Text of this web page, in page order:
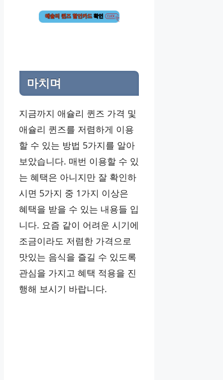
마치며
지금까지 애슐리 퀸즈 가격 및
애슐리 퀸즈를 저렴하게 이용
할 수 있는 방법 5가지를 알아
보았습니다. 매번 이용할 수 있
는 혜택은 아니지만 잘 확인하
시면 5가지 중 1가지 이상은
혜택을 받을 수 있는 내용들 입
니다. 요즘 같이 어려운 시기에
조금이라도 저렴한 가격으로
맛있는 음식을 즐길 수 있도록
관심을 가지고 혜택 적용을 진
행해 보시기 바랍니다.